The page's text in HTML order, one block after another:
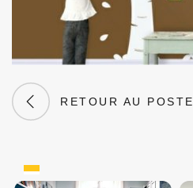
RETOUR AU POSTE